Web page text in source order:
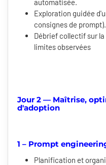
automatisée.
Exploration guidée
consignes de prompt).
Débrief collectif sur
limites observées
Jour 2 — Maîtrise,
d'adoption
1 – Prompt
Planification et